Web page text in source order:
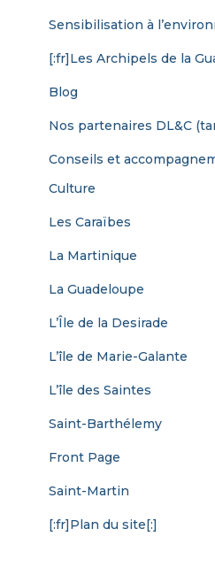
Sensibilisation à
[:fr]Les Archipels de la
Blog
Nos partenaires DL&C
Conseils et
Culture
Les Caraïbes
La Martinique
La Guadeloupe
L’Île de la Desirade
L’île de Marie-Galante
L’île des Saintes
Saint-Barthélemy
Front Page
Saint-Martin
[:fr]Plan du site[:]